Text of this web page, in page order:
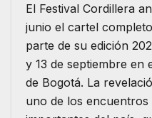
El Festival Cordillera
junio el cartel
parte de su edición
y 13 de septiembre en
de Bogotá. La
uno de los encuentros